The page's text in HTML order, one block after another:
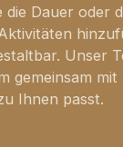
die Dauer oder
Unser
gemeinsam mit
Ihnen passt.